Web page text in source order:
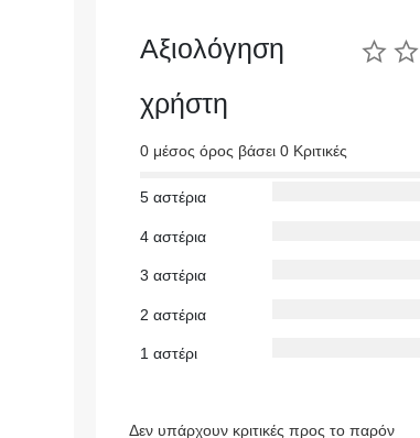
Αξιολόγηση
χρήστη
0 μέσος όρος βάσει 0 Κριτικές
5 αστέρια
4 αστέρια
3 αστέρια
2 αστέρια
1 αστέρι
Δεν υπάρχουν κριτικές προς το παρόν